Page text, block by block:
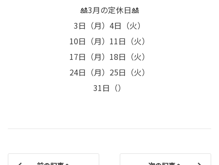
🎎3月の定休日🎎
3日（月）4日（火）
10日（月）11日（火）
17日（月）18日（火）
24日（月）25日（火）
31日（）